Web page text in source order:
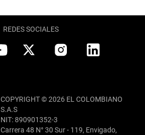
REDES SOCIALES
COPYRIGHT © 2026 EL COLOMBIANO
S.A.S
NIT: 890901352-3
Carrera 48 N° 30 Sur - 119, Envigado,